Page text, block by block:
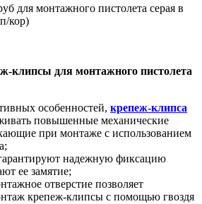
для монтажного пистолета серая в
кор)
клипсы для монтажного пистолета
особенностей, крепеж-клипса
повышенные механические
при монтаже с использованием
надежную фиксацию
ее замятие;
отверстие позволяет
крепеж-клипсы с помощью гвоздя